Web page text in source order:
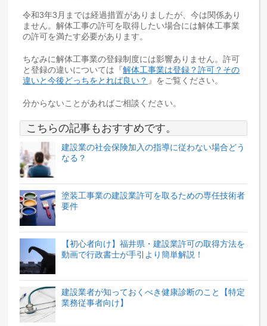
令和3年3月までは経過措置がありましたが、今は関係あり
ません。解体工事の許可を取得したい場合には解体工事業
の許可を満たす必要があります。
ちなみに解体工事業の登録制度には影響ありません。許可
と登録の違いについては『解体工事業は登録？許可？その
違いと今後どっちをとれば良い？ 』をご覧ください。
分からないことがあればご相談ください。
こちらの記事もおすすめです。
建設業の社会保険加入の指導に従わない場合どう
なる？
塗装工事業の建設業許可を取るための専任技術者
要件
【初心者向け】福井県・建設業許可の取得方法を
動画で行政書士が手引より簡単解説！
建設業者が知っておくべき健康診断のこと【特定
業務従事者向け】